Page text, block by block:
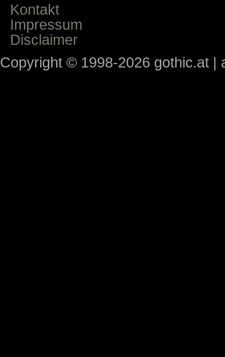
Kontakt
Impressum
Disclaimer
Copyright © 1998-2026 gothic.at |